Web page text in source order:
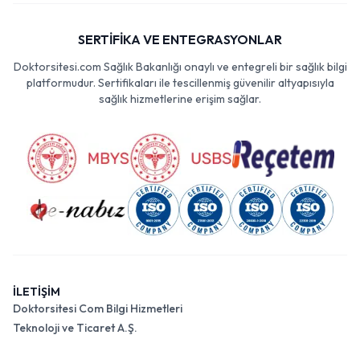
SERTİFİKA VE ENTEGRASYONLAR
Doktorsitesi.com Sağlık Bakanlığı onaylı ve entegreli bir sağlık bilgi
platformudur. Sertifikaları ile tescillenmiş güvenilir altyapısıyla
sağlık hizmetlerine erişim sağlar.
İLETİŞİM
Doktorsitesi Com Bilgi Hizmetleri
Teknoloji ve Ticaret A.Ş.